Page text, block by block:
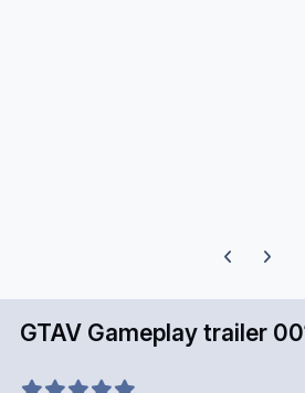
Previous
Next
GTAV Gameplay trailer